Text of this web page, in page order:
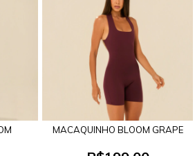
MACAQUINHO BLOOM GRAPE